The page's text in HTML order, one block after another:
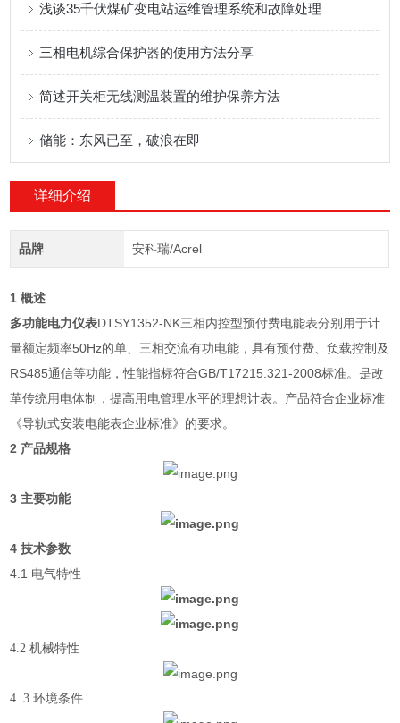
浅谈35千伏煤矿变电站运维管理系统和故障处理
三相电机综合保护器的使用方法分享
简述开关柜无线测温装置的维护保养方法
储能：东风已至，破浪在即
详细介绍
品牌 安科瑞/Acrel
1 概述
多功能电力仪表DTSY1352-NK三相内控型预付费电能表分别用于计
量额定频率50Hz的单、三相交流有功电能，具有预付费、负载控制及
RS485通信等功能，性能指标符合GB/T17215.321-2008标准。是改
革传统用电体制，提高用电管理水平的理想计表。产品符合企业标准
《导轨式安装电能表企业标准》的要求。
2 产品规格
3 主要功能
4 技术参数
4.1 电气特性
4.2机械特性
4. 3环境条件